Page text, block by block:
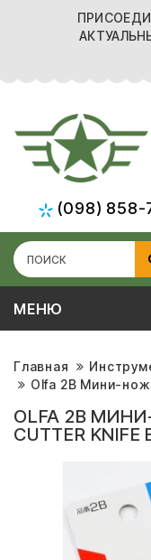
(098) 858-
МЕНЮ
Главная
Olfa 2B Мини-
OLFA 2B
CUTTER KNIFE